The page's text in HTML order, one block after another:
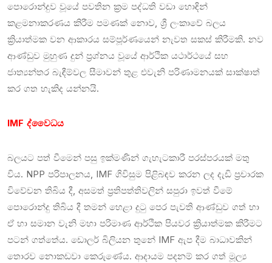
පොරොන්දුව වූයේ පවතින ක්‍රම පද්ධති වඩා හොඳින්
කළමනාකරණය කිරීම පමණක් නොව, ශ්‍රී ලංකාවේ බලය
ක්‍රියාත්මක වන ආකාරය සම්පූර්ණයෙන් නැවත සකස් කිරීමකි. නව
ආණ්ඩුව මුහුණ දුන් ප්‍රශ්නය වූයේ ආර්ථික යථාර්ථයේ සහ
ජාත්‍යන්තර බැඳීම්වල සීමාවන් තුළ එවැනි පරිණාමනයක් සාක්ෂාත්
කර ගත හැකිද යන්නයි.
IMF ද්වෛධය
බලයට පත් වීමෙන් පසු ඉක්මණින් ගැහැටකාරී පරස්පරයක් මතු
විය. NPP පරිපාලනය, IMF ගිවිසුම පිළිබඳව කරන ලද දැඩි ප්‍රචාරක
විවේචන තිබිය දී, අසමත් ප්‍රතිපත්තිවලින් සපුරා ඉවත් වීමේ
පොරොන්දු තිබිය දී තමන් හෙළා දුටු පෙර පැවති ආණ්ඩුව ගත් හා
ඒ හා සමාන වැනි මහා පරිමාණ ආර්ථික පියවර ක්‍රියාත්මක කිරීමට
පටන් ගත්තේය. ඩොලර් බිලියන තුනේ IMF ඇප දීම බාධාවකින්
තොරව නොකඩවා කෙරුණේය. ආදායම පදනම් කර ගත් මූල්‍ය